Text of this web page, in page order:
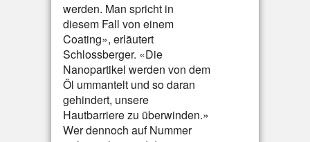
werden. Man spricht in
diesem Fall von einem
Coating», erläutert
Schlossberger. «Die
Nanopartikel werden von dem
Öl ummantelt und so daran
gehindert, unsere
Hautbarriere zu überwinden.»
Wer dennoch auf Nummer